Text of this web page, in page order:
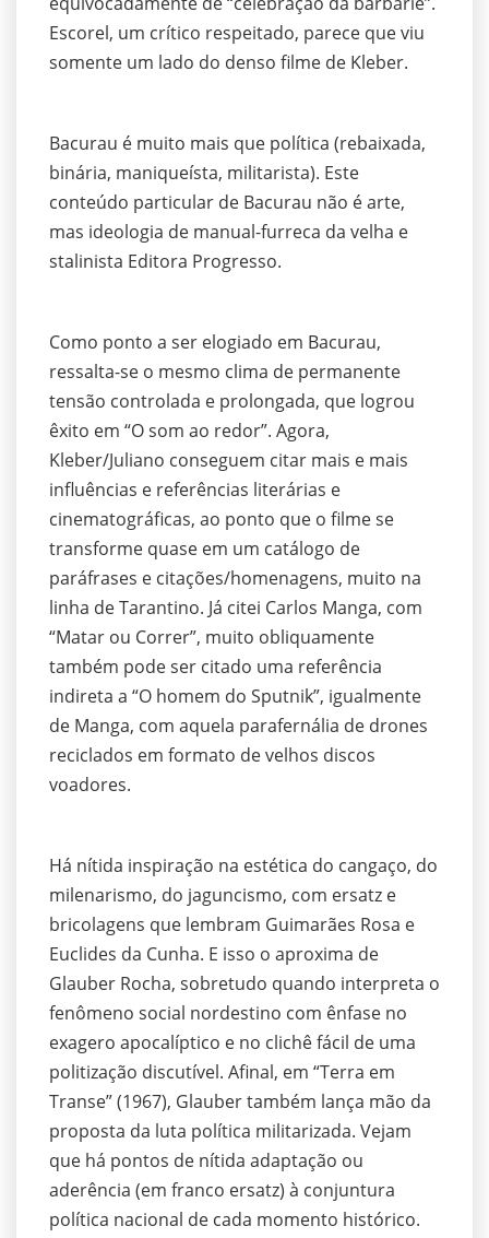
Escorel, um crítico respeitado, parece que viu
somente um lado do denso filme de Kleber.
Bacurau é muito mais que política (rebaixada,
binária, maniqueísta, militarista). Este
conteúdo particular de Bacurau não é arte,
mas ideologia de manual-furreca da velha e
stalinista Editora Progresso.
Como ponto a ser elogiado em Bacurau,
ressalta-se o mesmo clima de permanente
tensão controlada e prolongada, que logrou
êxito em “O som ao redor”. Agora,
Kleber/Juliano conseguem citar mais e mais
influências e referências literárias e
cinematográficas, ao ponto que o filme se
transforme quase em um catálogo de
paráfrases e citações/homenagens, muito na
linha de Tarantino. Já citei Carlos Manga, com
“Matar ou Correr”, muito obliquamente
também pode ser citado uma referência
indireta a “O homem do Sputnik”, igualmente
de Manga, com aquela parafernália de drones
reciclados em formato de velhos discos
voadores.
Há nítida inspiração na estética do cangaço, do
milenarismo, do jaguncismo, com ersatz e
bricolagens que lembram Guimarães Rosa e
Euclides da Cunha. E isso o aproxima de
Glauber Rocha, sobretudo quando interpreta o
fenômeno social nordestino com ênfase no
exagero apocalíptico e no clichê fácil de uma
politização discutível. Afinal, em “Terra em
Transe” (1967), Glauber também lança mão da
proposta da luta política militarizada. Vejam
que há pontos de nítida adaptação ou
aderência (em franco ersatz) à conjuntura
política nacional de cada momento histórico.